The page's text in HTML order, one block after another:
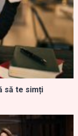
să te simți